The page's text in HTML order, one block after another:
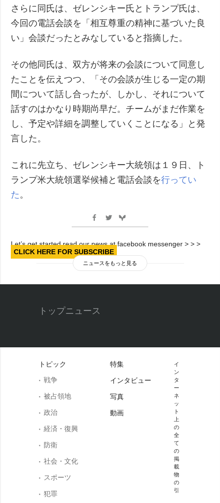
さらに同氏は、ゼレンシキー氏とトランプ氏は、
今回の電話会談を「相互尊重の精神に基づいた良
い」会談だったとみなしていると指摘した。
その他同氏は、双方が将来の会談について同意し
たことを伝えつつ、「その会談が生じる一定の期
間について話し合ったが、しかし、それについて
話すのはかなり時期尚早だ。チームがまだ作業を
し、予定や詳細を調整していくことになる」と発
言した。
これに先立ち、ゼレンシキー大統領は１９日、ト
ランプ米大統領選挙候補と電話会談を行ってい
た 。
Let’s get started read our news at facebook messenger > > >
CLICK HERE FOR SUBSCRIBE
ニュースをもっと見る
トップニュース
トピック
戦争
被占領地
政治
経済・復興
防衛
社会・文化
スポーツ
犯罪
特集
インタビュー
写真
動画
イ
ン
タ
ー
ネ
ッ
ト
上
の
全
て
の
掲
載
物
の
引